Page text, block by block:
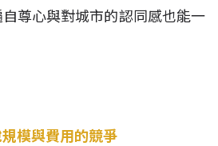
尊心與對城市的認同感也能一
模與費用的競爭